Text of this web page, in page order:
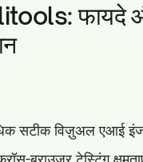
फायदे
सटीक विज़ुअल एआई